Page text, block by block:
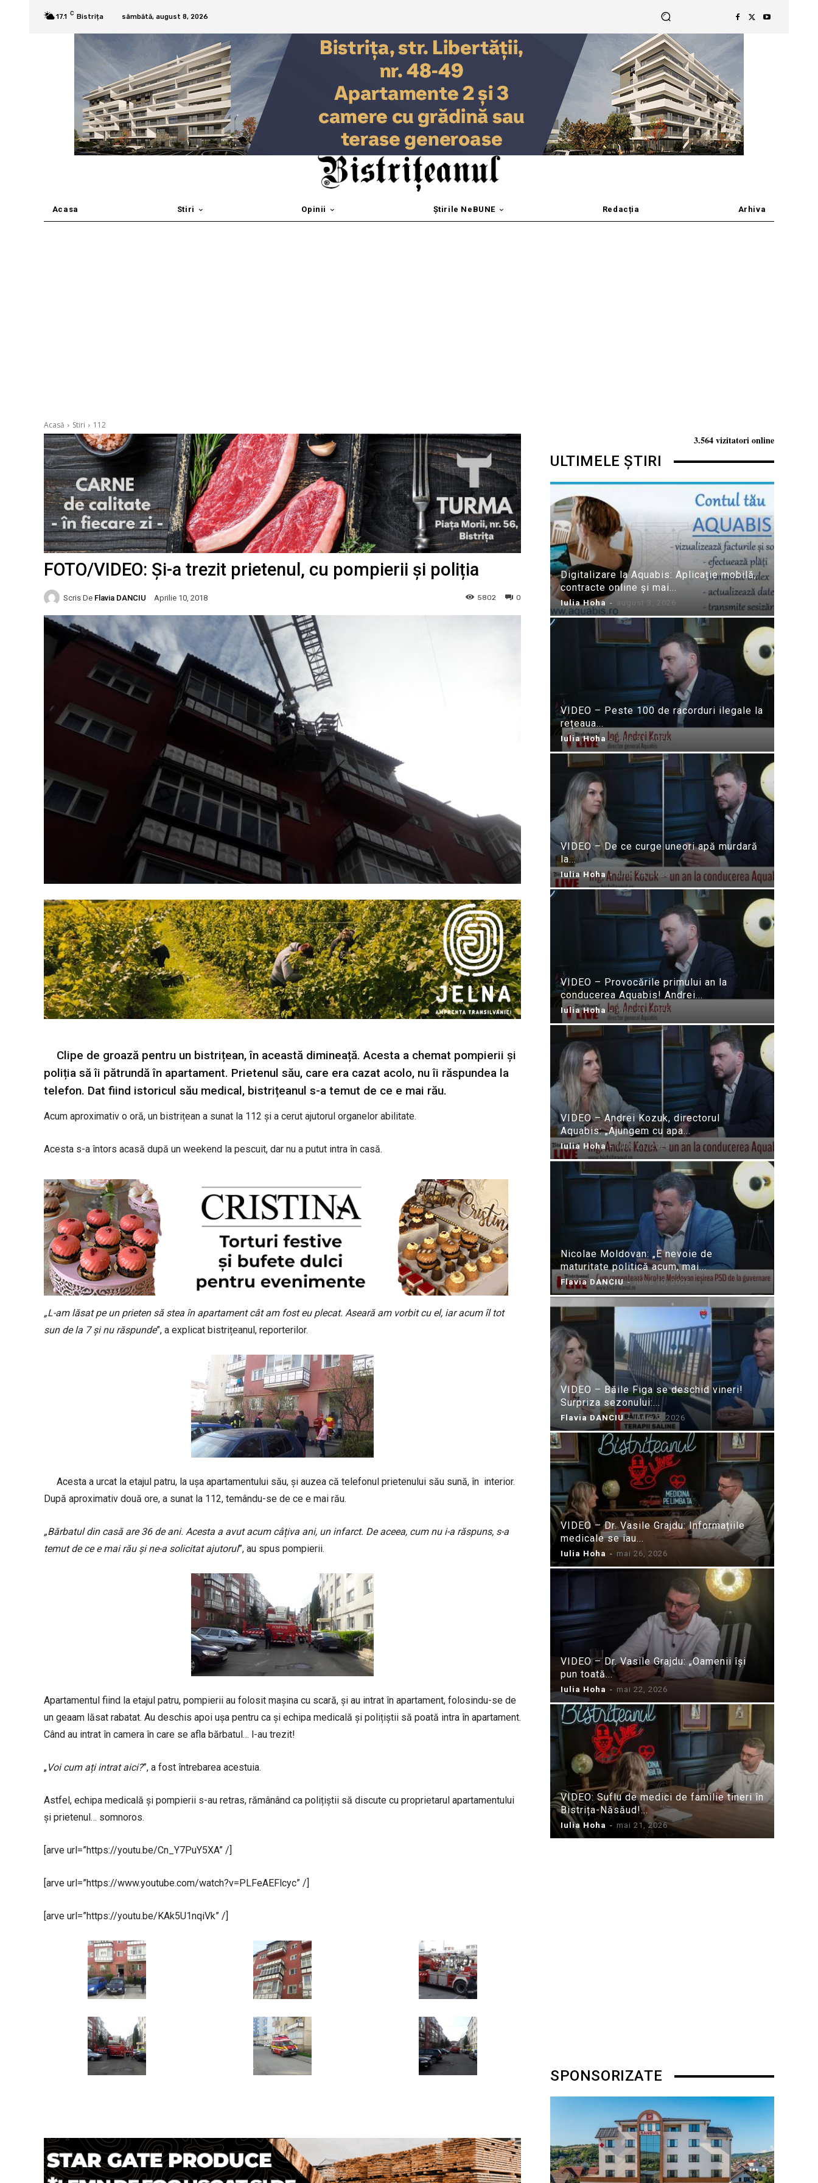
17.1 C Bistrița sâmbătă, august 8, 2026
Acasa Stiri Opinii Știrile NeBUNE Redacția Arhiva
Acasă Stiri 112
FOTO/VIDEO: Și-a trezit prietenul, cu pompierii și poliția
Scris De Flavia DANCIU Aprilie 10, 2018 0
5802
Clipe de groază pentru un bistrițean, în această dimineață. Acesta a chemat pompierii și
poliția să îi pătrundă în apartament. Prietenul său, care era cazat acolo, nu îi răspundea la
telefon. Dat fiind istoricul său medical, bistrițeanul s-a temut de ce e mai rău.
Acum aproximativ o oră, un bistrițean a sunat la 112 și a cerut ajutorul organelor abilitate.
Acesta s-a întors acasă după un weekend la pescuit, dar nu a putut intra în casă.
„L-am lăsat pe un prieten să stea în apartament cât am fost eu plecat. Aseară am vorbit cu el, iar acum îl tot
sun de la 7 și nu răspunde”, a explicat bistrițeanul, reporterilor.
Acesta a urcat la etajul patru, la ușa apartamentului său, și auzea că telefonul prietenului său sună, în interior.
După aproximativ două ore, a sunat la 112, temându-se de ce e mai rău.
„Bărbatul din casă are 36 de ani. Acesta a avut acum câțiva ani, un infarct. De aceea, cum nu i-a răspuns, s-a
temut de ce e mai rău și ne-a solicitat ajutorul”, au spus pompierii.
Apartamentul fiind la etajul patru, pompierii au folosit mașina cu scară, și au intrat în apartament, folosindu-se de
un geaam lăsat rabatat. Au deschis apoi ușa pentru ca și echipa medicală și polițiștii să poată intra în apartament.
Când au intrat în camera în care se afla bărbatul… l-au trezit!
„Voi cum ați intrat aici?”, a fost întrebarea acestuia.
Astfel, echipa medicală și pompierii s-au retras, rămânând ca polițiștii să discute cu proprietarul apartamentului
și prietenul… somnoros.
[arve url=”https://youtu.be/Cn_Y7PuY5XA” /]
[arve url=”https://www.youtube.com/watch?v=PLFeAEFlcyc” /]
[arve url=”https://youtu.be/KAk5U1nqiVk” /]
3.564 vizitatori online
ULTIMELE ȘTIRI
Digitalizare la Aquabis: Aplicație mobilă,
contracte online și mai...
Iulia Hoha - august 3, 2026
VIDEO – Peste 100 de racorduri ilegale la
rețeaua...
Iulia Hoha - iulie 31, 2026
VIDEO – De ce curge uneori apă murdară
la...
Iulia Hoha - iulie 24, 2026
VIDEO – Provocările primului an la
conducerea Aquabis! Andrei...
Iulia Hoha - iulie 21, 2026
VIDEO – Andrei Kozuk, directorul
Aquabis: „Ajungem cu apa...
Iulia Hoha - iulie 21, 2026
Nicolae Moldovan: „E nevoie de
maturitate politică acum, mai...
Flavia DANCIU - iunie 10, 2026
VIDEO – Băile Figa se deschid vineri!
Surpriza sezonului:...
Flavia DANCIU - iunie 9, 2026
VIDEO – Dr. Vasile Grajdu: Informațiile
medicale se iau...
Iulia Hoha - mai 26, 2026
VIDEO – Dr. Vasile Grajdu: „Oamenii își
pun toată...
Iulia Hoha - mai 22, 2026
VIDEO: Suflu de medici de familie tineri în
Bistrița-Năsăud!...
Iulia Hoha - mai 21, 2026
SPONSORIZATE